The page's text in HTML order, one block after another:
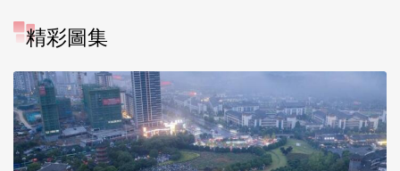
精彩圖集